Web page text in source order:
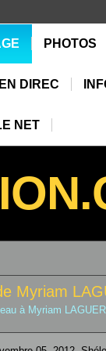
PHOTOS
DIREC
NET
Myriam
à Myriam